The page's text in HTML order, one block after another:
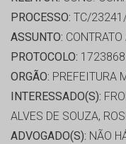
PROCESSO: TC/
ASSUNTO:
PROTOCOLO: 1723868
ORGÃO: PREFEITURA
INTERESSADO(S):
ALVES DE SOUZA,
ADVOGADO(S): NÃO